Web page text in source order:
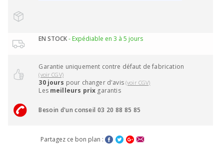
EN STOCK- Expédiable en 3 à 5 jours
Garantie uniquement contre défaut de fabrication
(voir CGV)
30 jours pour changer d'avis(voir CGV)
Les meilleurs prix garantis
Besoin d'un conseil 03 20 88 85 85
Partagez ce bon plan :